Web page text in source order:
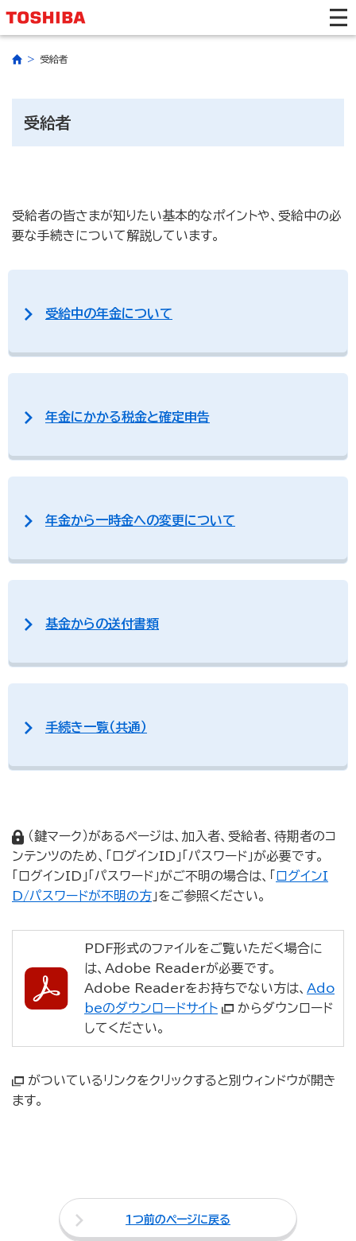
受給者
受給者
受給者の皆さまが知りたい基本的なポイントや、受給中の必
要な手続きについて解説しています。
受給中の年金について
年金にかかる税金と確定申告
年金から一時金への変更について
基金からの送付書類
手続き一覧（共通）
（鍵マーク）があるページは、加入者、受給者、待期者のコ
ンテンツのため、「ログインID」「パスワード」が必要です。
「ログインID」「パスワード」がご不明の場合は、「
ログインI
D/パスワードが不明の方 」をご参照ください。
PDF形式のファイルをご覧いただく場合に
は、Adobe Readerが必要です。
Adobe Readerをお持ちでない方は、 Ado
beのダウンロードサイト
からダウンロード
してください。
がついているリンクをクリックすると別ウィンドウが開き
ます。
１つ前のページに戻る